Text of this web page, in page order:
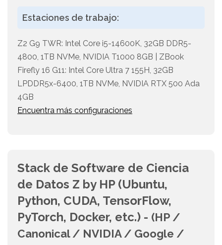
Estaciones de trabajo:
Z2 G9 TWR: Intel Core i5-14600K, 32GB DDR5-
4800, 1TB NVMe, NVIDIA T1000 8GB | ZBook
Firefly 16 G11: Intel Core Ultra 7 155H, 32GB
LPDDR5x-6400, 1TB NVMe, NVIDIA RTX 500 Ada
4GB
Encuentra más configuraciones
Stack de Software de Ciencia
de Datos Z by HP (Ubuntu,
Python, CUDA, TensorFlow,
PyTorch, Docker, etc.) - (HP /
Canonical / NVIDIA / Google /